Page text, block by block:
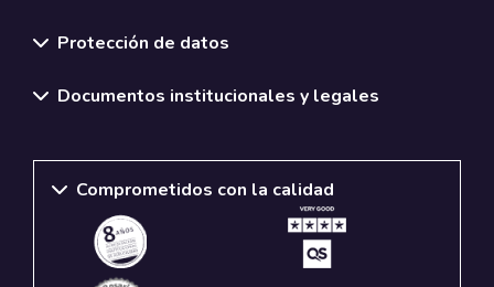
Protección de datos
Documentos institucionales y legales
Comprometidos con la calidad